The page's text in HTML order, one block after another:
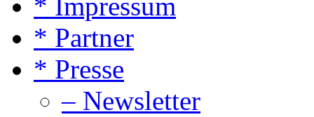
* Partner
* Presse
– Newsletter